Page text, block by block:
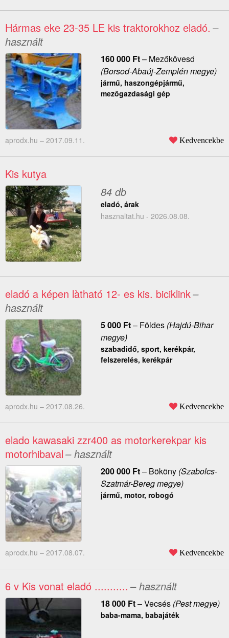
Hármas eke 23-35 LE kis traktorokhoz eladó. –
használt
160 000 Ft– Mezőkövesd
(Borsod-Abaúj-Zemplén megye)
jármű, haszongépjármű,
mezőgazdasági gép
aprodx.hu – 2017.09.11. Kedvencekbe
Kis kutya
84 db
eladó, árak
hasznaltat.hu - 2026.08.08.
eladó a képen làtható 12- es kis. biciklink–
használt
5 000 Ft– Földes(Hajdú-Bihar
megye)
szabadidő, sport, kerékpár,
felszerelés, kerékpár
aprodx.hu – 2017.08.26. Kedvencekbe
elado kawasaki zzr400 as motorkerekpar kis
motorhibaval– használt
200 000 Ft– Bököny(Szabolcs-
Szatmár-Bereg megye)
jármű, motor, robogó
aprodx.hu – 2017.08.07. Kedvencekbe
6 v Kis vonat eladó ........... – használt
18 000 Ft–Vecsés(Pest megye)
baba-mama, babajáték